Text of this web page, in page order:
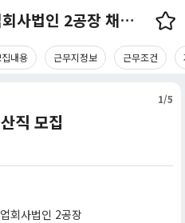
주식회사 중앙축산농업회사법인 2공장 채용정보
내용 근무지정보 근무조건
1/5
직 모집
회사법인 2공장